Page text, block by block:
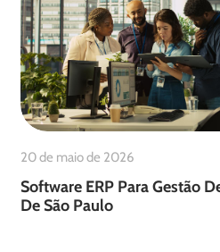
20 de maio de 2026
Software ERP Para Gestão
De São Paulo